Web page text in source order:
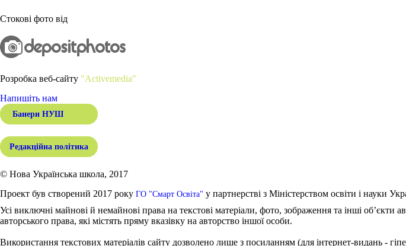
Стокові фото від
Розробка веб-сайту "Activemedia"
Напишіть нам
Банери НУШ
Редакційна політика
© Нова Українська школа, 2017
Проект був створений 2017 року ГО "Смарт Освіта" у партнерстві з Міністерством освіти і науки
Усі виключні майнові й немайнові права на текстові матеріали, фото, зображення та інші об’єкти
авторського права, які містять пряму вказівку на авторство іншої особи.
Використання текстових матеріалів сайту дозволено лише з посиланням (для інтернет-видань -